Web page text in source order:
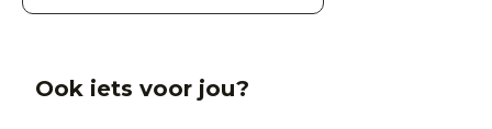
Ook iets voor jou?